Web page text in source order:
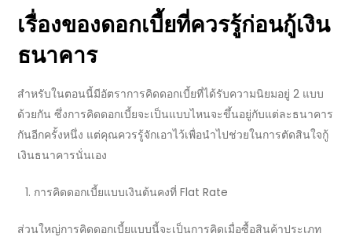
เรื่องของดอกเบี้ยที่ควรรู้ก่อนกู้เงิน
ธนาคาร
สำหรับในตอนนี้มีอัตราการคิดดอกเบี้ยที่ได้รับความนิยมอยู่2 แบบ
ด้วยกัน ซึ่งการคิดดอกเบี้ยจะเป็นแบบไหนจะขึ้นอยู่กับแต่ละธนาคาร
กันอีกครั้งหนึ่ง แต่คุณควรรู้จักเอาไว้เพื่อนำไปช่วยในการตัดสินใจกู้
เงินธนาคารนั่นเอง
การคิดดอกเบี้ยแบบเงินต้นคงที่Flat Rate
ส่วนใหญ่การคิดดอกเบี้ยแบบนี้จะเป็นการคิดเมื่อซื้อสินค้าประเภท